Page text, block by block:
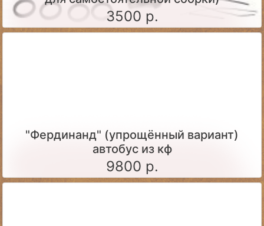
3500 р.
"Фердинанд" (упрощённый вариант)
автобус из кф
9800 р.